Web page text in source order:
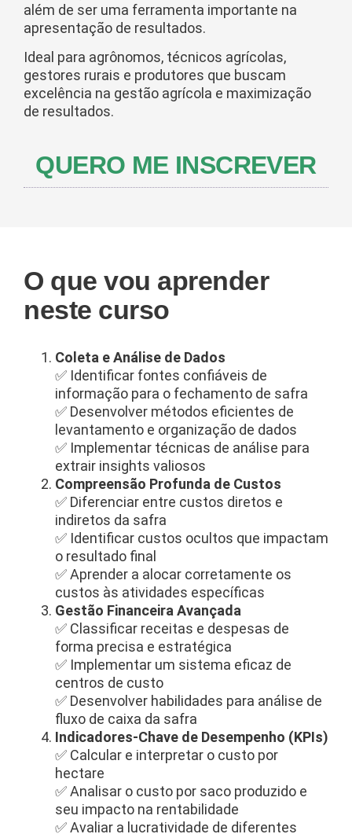
além de ser uma ferramenta importante na
apresentação de resultados.
Ideal para agrônomos, técnicos agrícolas,
gestores rurais e produtores que buscam
excelência na gestão agrícola e maximização
de resultados.
QUERO ME INSCREVER
O que vou aprender
neste curso
Coleta e Análise de Dados
✅ Identificar fontes confiáveis de
informação para o fechamento de safra
✅ Desenvolver métodos eficientes de
levantamento e organização de dados
✅ Implementar técnicas de análise para
extrair insights valiosos
Compreensão Profunda de Custos
✅ Diferenciar entre custos diretos e
indiretos da safra
✅ Identificar custos ocultos que impactam
o resultado final
✅ Aprender a alocar corretamente os
custos às atividades específicas
Gestão Financeira Avançada
✅ Classificar receitas e despesas de
forma precisa e estratégica
✅ Implementar um sistema eficaz de
centros de custo
✅ Desenvolver habilidades para análise de
fluxo de caixa da safra
Indicadores-Chave de Desempenho (KPIs)
✅ Calcular e interpretar o custo por
hectare
✅ Analisar o custo por saco produzido e
seu impacto na rentabilidade
✅ Avaliar a lucratividade de diferentes